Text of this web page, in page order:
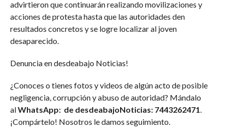
advirtieron que continuarán realizando movilizaciones y
acciones de protesta hasta que las autoridades den
resultados concretos y se logre localizar al joven
desaparecido.
Denuncia en desdeabajo Noticias!
¿Conoces o tienes fotos y videos de algún acto de posible
negligencia, corrupción y abuso de autoridad? Mándalo
alWhatsApp: de desdeabajoNoticias: 7443262471
¡Compártelo! Nosotros le damos seguimiento.